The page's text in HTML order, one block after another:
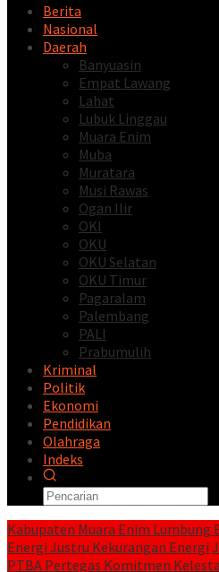
Berita
Nasional
Daerah
Banyuasin
Empat Lawang
Lahat
Lubuk Linggau
Muara Enim
Muba
Muratara
Musi Rawas
Ogan Ilir
OKI
OKU
OKU Selatan
OKU Timur
Pagaralam
Palembang
PALI
Prabumulih
Kriminal
Politik
Ekonomi
Pendidikan
Olahraga
Indeks
Kabupaten Muara Enim Lumbung
Energi Justru Kekurangan Energi
PTBA Pertegas Komitmen